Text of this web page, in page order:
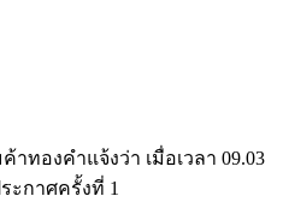
ทองคำแจ้งว่า เมื่อเวลา 09.03
ะกาศครั้งที่ 1